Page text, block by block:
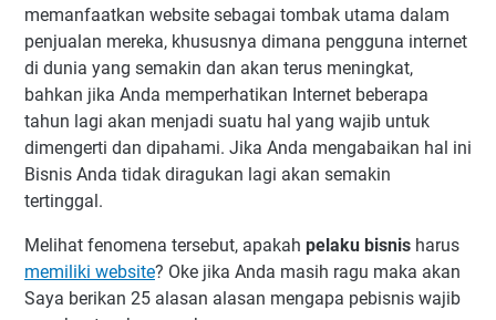
memanfaatkan website sebagai tombak utama dalam
penjualan mereka, khususnya dimana pengguna internet
di dunia yang semakin dan akan terus meningkat,
bahkan jika Anda memperhatikan Internet beberapa
tahun lagi akan menjadi suatu hal yang wajib untuk
dimengerti dan dipahami. Jika Anda mengabaikan hal ini
Bisnis Anda tidak diragukan lagi akan semakin
tertinggal.
Melihat fenomena tersebut, apakah pelaku bisnis harus
memiliki website? Oke jika Anda masih ragu maka akan
Saya berikan 25 alasan alasan mengapa pebisnis wajib